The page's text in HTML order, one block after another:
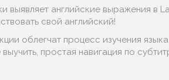
выявляет английские выражения в
свой английский!
облегчат процесс изучения
простая навигация по